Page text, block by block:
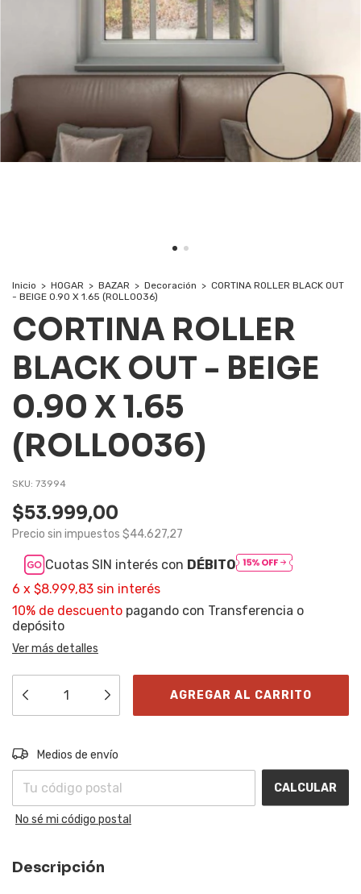
Inicio > HOGAR > BAZAR > Decoración > CORTINA ROLLER BLACK OUT
- BEIGE 0.90 X 1.65 (ROLL0036)
CORTINA ROLLER
BLACK OUT - BEIGE
0.90 X 1.65
(ROLL0036)
SKU: 73994
$53.999,00
Precio sin impuestos $44.627,27
Cuotas SIN interés con DÉBITO
6 x $8.999,83 sin interés
10% de descuento pagando con Transferencia o
depósito
Ver más detalles
Entregas para el CP:
Medios de envío
CALCULAR
No sé mi código postal
Descripción